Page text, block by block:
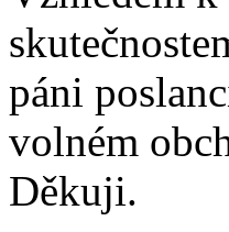
páni
volném
Děkuji.